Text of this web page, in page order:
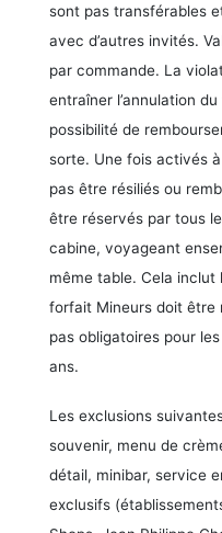
sont pas transférables
avec d’autres invités.
par commande. La
entraîner l’annulation
possibilité de
sorte. Une fois activés
pas être résiliés ou
être réservés par tous
cabine, voyageant
même table. Cela inclut
forfait Mineurs doit être
pas obligatoires pour
ans.
Les exclusions
souvenir, menu de
détail, minibar, service
exclusifs